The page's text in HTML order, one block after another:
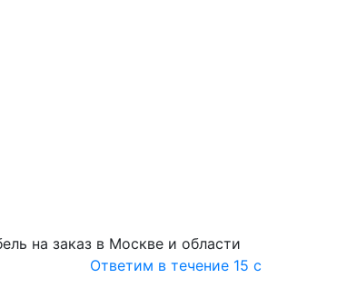
на заказ в Москве и области
Ответим в течение 15 с